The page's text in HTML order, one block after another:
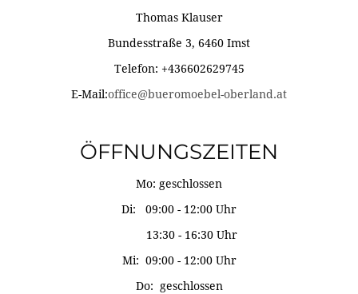
Thomas Klauser
Bundesstraße 3, 6460 Imst
Telefon: +436602629745
E-Mail:office@bueromoebel-oberland.at
ÖFFNUNGSZEITEN
Mo: geschlossen
Di: 09:00 - 12:00 Uhr
13:30 - 16:30 Uhr
Mi: 09:00 - 12:00 Uhr
Do: geschlossen